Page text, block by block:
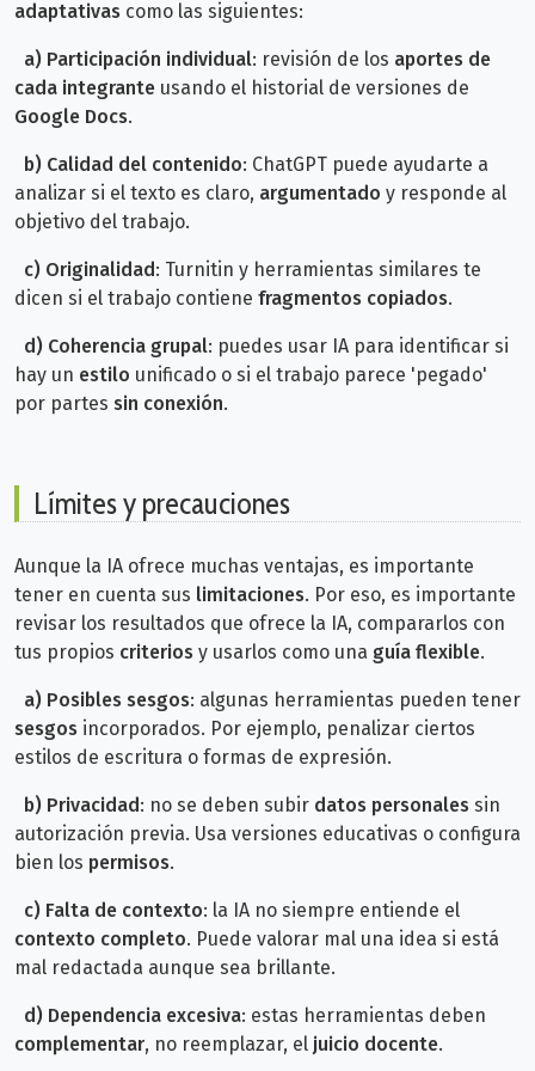
adaptativas como las siguientes:
a) Participación individual: revisión de los aportes de
cada integrante usando el historial de versiones de
Google Docs.
b) Calidad del contenido: ChatGPT puede ayudarte a
analizar si el texto es claro, argumentado y responde al
objetivo del trabajo.
c) Originalidad: Turnitin y herramientas similares te
dicen si el trabajo contiene fragmentos copiados.
d) Coherencia grupal: puedes usar IA para identificar si
hay un estilo unificado o si el trabajo parece 'pegado'
por partes sin conexión.
Límites y precauciones
Aunque la IA ofrece muchas ventajas, es importante
tener en cuenta sus limitaciones. Por eso, es importante
revisar los resultados que ofrece la IA, compararlos con
tus propios criterios y usarlos como una guía flexible.
a) Posibles sesgos: algunas herramientas pueden tener
sesgos incorporados. Por ejemplo, penalizar ciertos
estilos de escritura o formas de expresión.
b) Privacidad : no se deben subir datos personales sin
autorización previa. Usa versiones educativas o configura
bien los permisos.
c) Falta de contexto: la IA no siempre entiende el
contexto completo. Puede valorar mal una idea si está
mal redactada aunque sea brillante.
d) Dependencia excesiva: estas herramientas deben
complementar, no reemplazar, el juicio docente.